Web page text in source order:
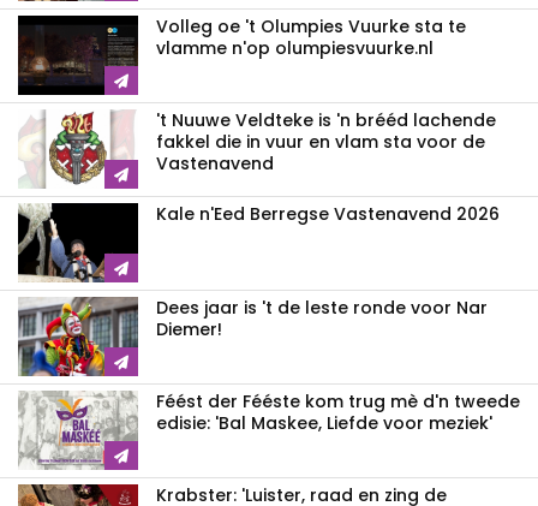
Volleg oe 't Olumpies Vuurke sta te
vlamme n'op olumpiesvuurke.nl
't Nuuwe Veldteke is 'n brééd lachende
fakkel die in vuur en vlam sta voor de
Vastenavend
Kale n'Eed Berregse Vastenavend 2026
Dees jaar is 't de leste ronde voor Nar
Diemer!
Féést der Fééste kom trug mè d'n tweede
edisie: 'Bal Maskee, Liefde voor meziek'
Krabster: 'Luister, raad en zing de